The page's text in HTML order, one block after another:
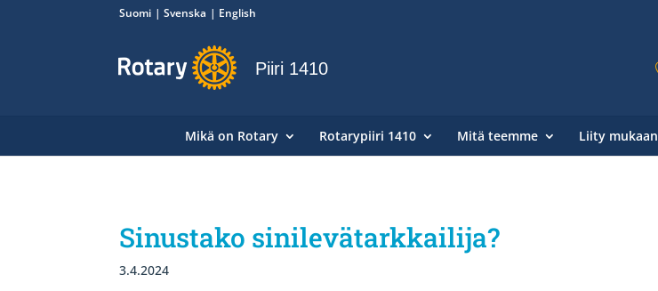
Suomi Svenska English
Piiri 1410
Mikä on Rotary Rotarypiiri 1410 Mitä teemme Liity mukaan
Sinustako sinilevätarkkailija?
3.4.2024